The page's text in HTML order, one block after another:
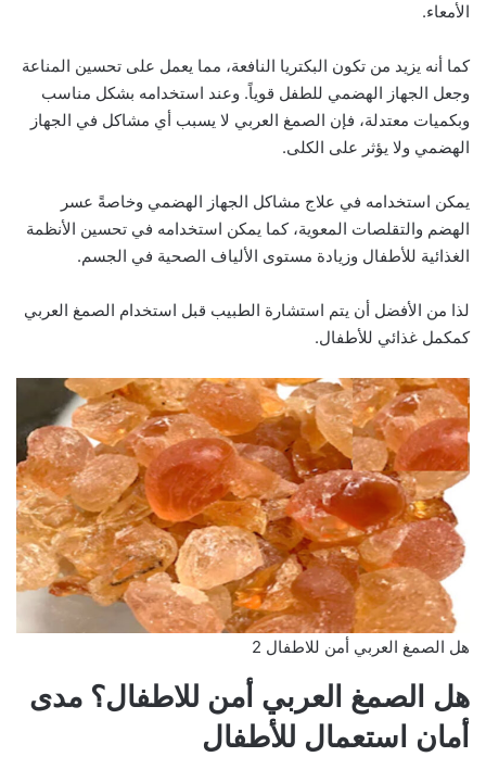
الأمعاء.
كما أنه يزيد من تكون البكتريا النافعة، مما يعمل على تحسين المناعة
وجعل الجهاز الهضمي للطفل قوياً. وعند استخدامه بشكل مناسب
وبكميات معتدلة، فإن الصمغ العربي لا يسبب أي مشاكل في الجهاز
الهضمي ولا يؤثر على الكلى.
يمكن استخدامه في علاج مشاكل الجهاز الهضمي وخاصةً عسر
الهضم والتقلصات المعوية، كما يمكن استخدامه في تحسين الأنظمة
الغذائية للأطفال وزيادة مستوى الألياف الصحية في الجسم.
لذا من الأفضل أن يتم استشارة الطبيب قبل استخدام الصمغ العربي
كمكمل غذائي للأطفال.
هل الصمغ العربي أمن للاطفال 2
هل الصمغ العربي أمن للاطفال؟ مدى
أمان استعمال للأطفال